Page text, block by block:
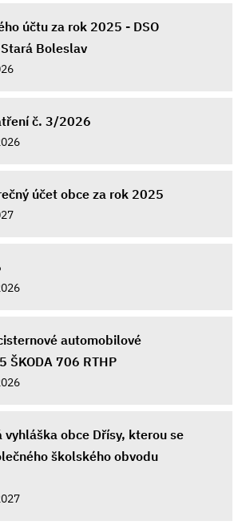
účtu za rok 2025 - DSO
Boleslav
č. 3/2026
účet obce za rok 2025
automobilové
ŠKODA 706 RTHP
vyhláška obce Dřísy, kterou se
školského obvodu